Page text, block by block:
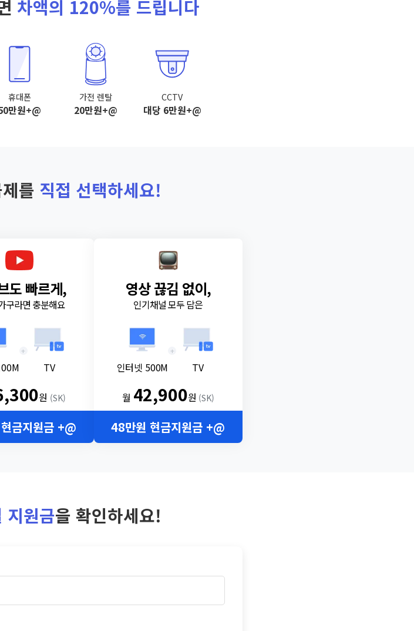
차액의 120%를 드립니다
휴대폰
만원+@
가전 렌탈
20만원+@
CCTV
대당 6만원+@
를 직접 선택하세요!
도 빠르게,
구라면 충분해요
+
TV
원 (SK)
금지원금 +@
영상 끊김 없이,
인기채널 모두 담은
인터넷 500M
+
TV
월 42,900원 (SK)
48만원 현금지원금 +@
지원금을 확인하세요!